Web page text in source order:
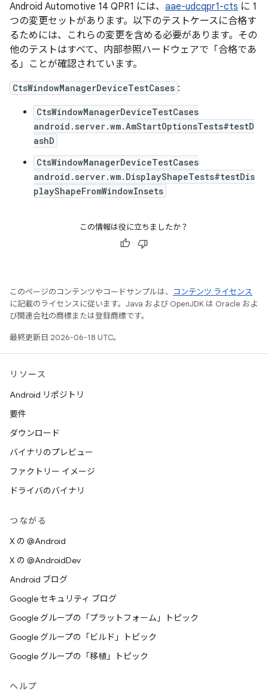
Android Automotive 14 QPR1 には、 aae-udcqpr1-cts に 1
つの変更セットがあります。以下のテストケースに合格す
るためには、これらの変更を含める必要があります。その
他のテストはすべて、内部参照ハードウェアで「合格であ
る」
ことが確認されています。
CtsWindowManagerDeviceTestCases :
CtsWindowManagerDeviceTestCases
android.server.wm.AmStartOptionsTests#testD
ashD
CtsWindowManagerDeviceTestCases
android.server.wm.DisplayShapeTests#testDis
playShapeFromWindowInsets
この情報は役に立ちましたか？
このページのコンテンツやコードサンプルは、
コンテンツ ライセンス
に記載のライセンスに従います。Java および OpenJDK は Oracle およ
び関連会社の商標または登録商標です。
最終更新日 2026-06-18 UTC。
リソース
Android リポジトリ
要件
ダウンロード
バイナリのプレビュー
ファクトリー イメージ
ドライバのバイナリ
つながる
X の @Android
X の @AndroidDev
Android ブログ
Google セキュリティ ブログ
Google グループの「プラットフォーム」トピック
Google グループの「ビルド」トピック
Google グループの「移植」トピック
ヘルプ